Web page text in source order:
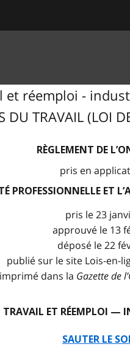
réemploi -
DU TRAVAIL (LOI
RÈGLEMENT DE
pris en
PROFESSIONNELLE ET
pris le 23
approuvé le 13
déposé le 22
publié sur le site Lois-en-
imprimé dans la Gazette de l’
TRAVAIL ET RÉEMPLOI —
SAUTER LE